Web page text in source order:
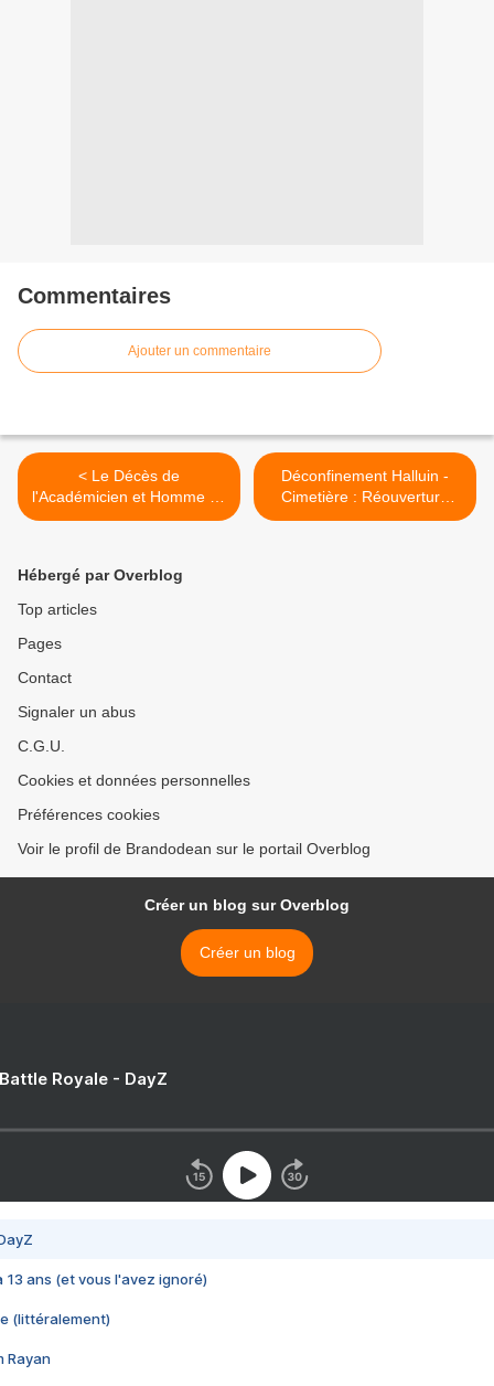
Commentaires
Ajouter un commentaire
< Le Décès de
l'Académicien et Homme de
Lettres Jean-Loup Dabadie
Déconfinement Halluin -
Cimetière : Réouverture
aux Horaires Habituels (Mai
Hébergé par Overblog
Top articles
Pages
Contact
Signaler un abus
C.G.U.
Cookies et données personnelles
Préférences cookies
Voir le profil de Brandodean sur le portail Overblog
Créer un blog sur Overblog
Créer un blog
Royale - DayZ
13 ans (et vous l'avez ignoré)
(littéralement)
Rayan